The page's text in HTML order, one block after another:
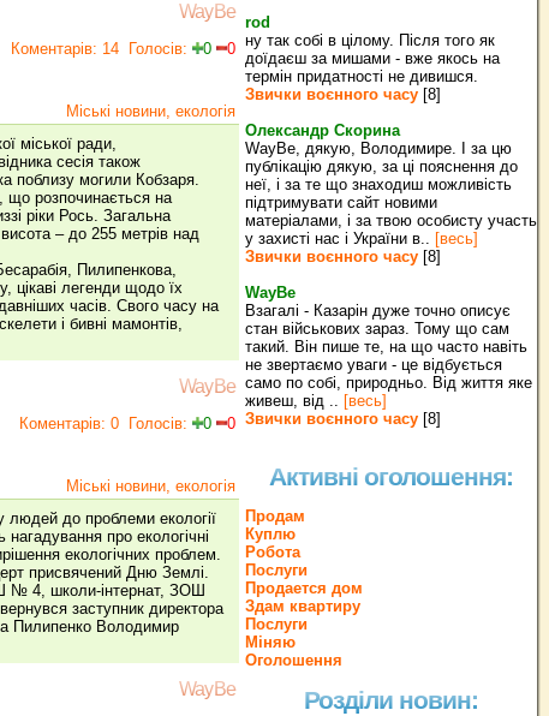
WayBe
Коментарів: 14 Голосів: 0 0
Міські новини, екологія
міської ради,
сесія також
поблизу могили Кобзаря.
що розпочинається на
ріки Рось. Загальна
– до 255 метрів над
Пилипенкова,
цікаві легенди щодо їх
часів. Свого часу на
і бивні мамонтів,
WayBe
Коментарів: 0 Голосів: 0 0
Міські новини, екологія
до проблеми екології
про екологічні
екологічних проблем.
присвячений Дню Землі.
№ 4, школи-інтернат, ЗОШ
заступник директора
Пилипенко Володимир
WayBe
rod
ну так собі в цілому. Після того як
доїдаєш за мишами - вже якось на
термін придатності не дивишся.
Звички воєнного часу [8]
Олександр Скорина
WayBe, дякую, Володимире. І за цю
публікацію дякую, за ці пояснення до
неї, і за те що знаходиш можливість
підтримувати сайт новими
матеріалами, і за твою особисту участь
у захисті нас і України в.. [весь]
Звички воєнного часу [8]
WayBe
Взагалі - Казарін дуже точно описує
стан військових зараз. Тому що сам
такий. Він пише те, на що часто навіть
не звертаємо уваги - це відбується
само по собі, природньо. Від життя яке
живеш, від .. [весь]
Звички воєнного часу [8]
Активні оголошення:
Продам
Куплю
Робота
Послуги
Продается дом
Здам квартиру
Послуги
Міняю
Оголошення
Розділи новин: